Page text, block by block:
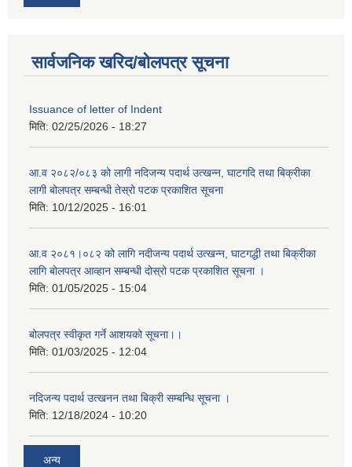
सार्वजनिक खरिद/बोलपत्र सूचना
Issuance of letter of Indent
मिति: 02/25/2026 - 18:27
आ.व २०८२/०८३ को लागी नदिजन्य पदार्थ उत्खन्न, घाटगदि तथा बिक्रीका
लागी बोलपत्र सम्बन्धी तेस्रो पटक प्रकाशित सूचना
मिति: 10/12/2025 - 16:01
आ.व २०८१।०८२ को लागि नदीजन्य पदार्थ उत्खन्न, घाटगद्धी तथा बिक्रीका
लागि बोलपत्र आव्हान सम्बन्धी दोस्रो पटक प्रकाशित सूचना ।
मिति: 01/05/2025 - 15:04
बोलपत्र स्वीकृत गर्ने आशयको सूचना।।
मिति: 01/03/2025 - 12:04
नदिजन्य पदार्थ उत्खनन तथा बिक्री सम्बन्धि सूचना ।
मिति: 12/18/2024 - 10:20
अन्य